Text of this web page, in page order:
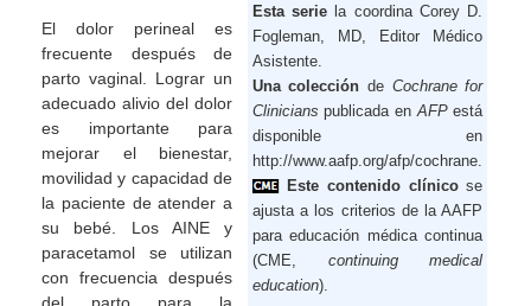
Esta seriela coordina Corey D.
Fogleman, MD, Editor Médico
Asistente.
Una colección de Cochrane for
Clinicians publicada en AFPestá
disponible en
http://www.aafp.org/afp/cochrane.
Este contenido clínicose
ajusta a los criterios de la AAFP
para educación médica continua
(CME, continuing medical
education).
El dolor perineal es
frecuente después de
parto vaginal. Lograr un
adecuado alivio del dolor
es importante para
mejorar el bienestar,
movilidad y capacidad de
la paciente de atender a
su bebé. Los AINE y
paracetamol se utilizan
con frecuencia después
del parto para la